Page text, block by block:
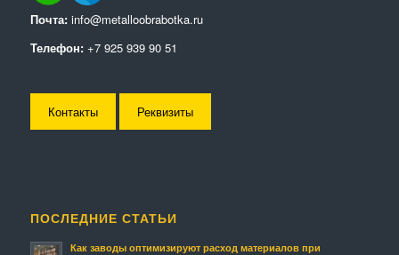
Почта: info@metalloobrabotka.ru
Телефон: +7 925 939 90 51
Контакты Реквизиты
ПОСЛЕДНИЕ СТАТЬИ
Как заводы оптимизируют расход материалов при